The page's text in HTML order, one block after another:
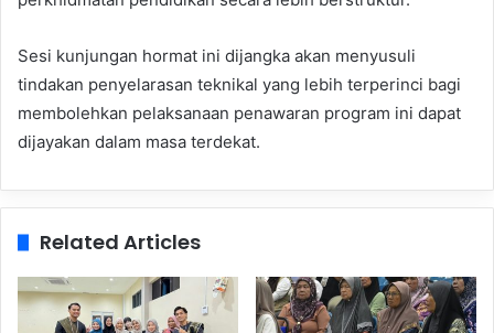
Sesi kunjungan hormat ini dijangka akan menyusuli
tindakan penyelarasan teknikal yang lebih terperinci bagi
membolehkan pelaksanaan penawaran program ini dapat
dijayakan dalam masa terdekat.
Related Articles